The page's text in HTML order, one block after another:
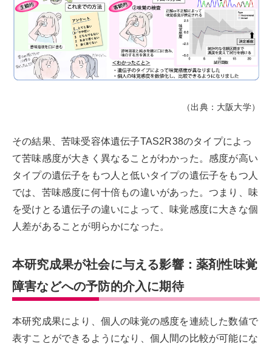
（出典：大阪大学）
その結果、苦味受容体遺伝子TAS2R38のタイプによっ
て苦味感度が大きく異なることがわかった。感度が高い
タイプの遺伝子をもつ人と低いタイプの遺伝子をもつ人
では、苦味感度に何十倍もの違いがあった。つまり、味
を受けとる遺伝子の違いによって、味覚感度に大きな個
人差があることが明らかになった。
本研究成果が社会に与える影響：薬剤性味覚
障害などへの予防的介入に期待
本研究成果により、個人の味覚の感度を連続した数値で
表すことができるようになり、個人間の比較が可能にな